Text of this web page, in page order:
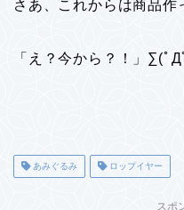
さあ、これからは商品作
「え？今から？！」∑(ﾟ
あみぐるみ ロップイヤー
スポ